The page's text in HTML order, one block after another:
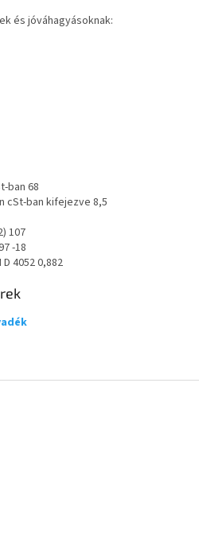
és jóváhagyásoknak:
ban 68
cSt-ban kifejezve 8,5
107
-18
4052 0,882